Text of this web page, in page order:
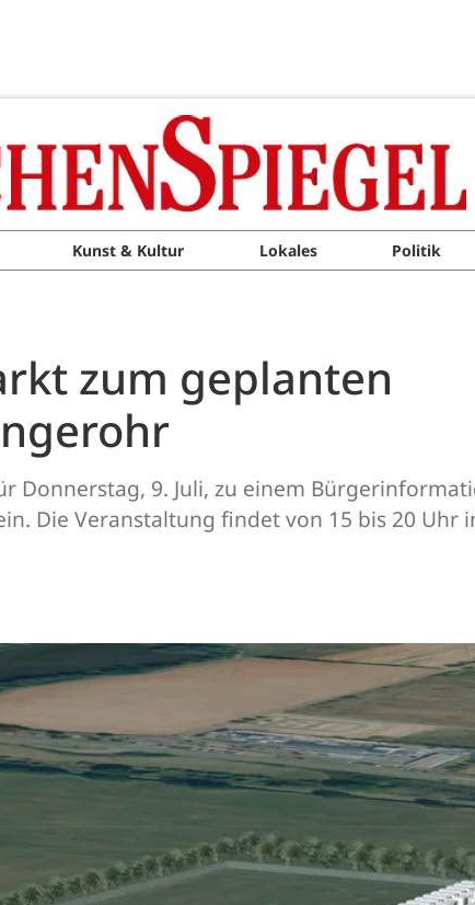
Kunst & Kultur Lokales Politik
zum geplanten
Donnerstag, 9. Juli, zu einem
Die Veranstaltung findet von 15 bis 20 Uhr